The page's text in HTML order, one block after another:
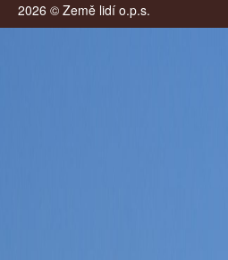
2026 © Země lidí o.p.s.